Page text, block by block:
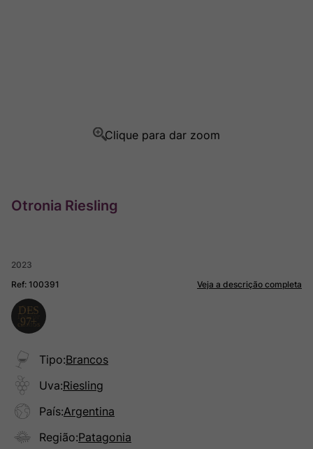
Otronia Riesling
2023
Ref: 100391 Veja a descrição completa
Tipo:Brancos
Uva:Riesling
País:Argentina
Região:Patagonia